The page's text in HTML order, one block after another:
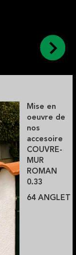
Mise en
oeuvre de
nos
accesoire
COUVRE-
MUR
ROMAN
0.33
64 ANGLET